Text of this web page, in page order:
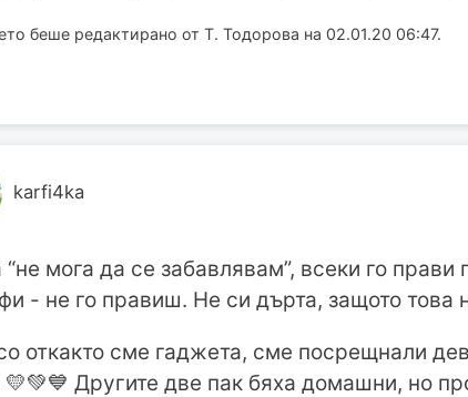
беше редактирано от Т. Тодорова на 02.01.20 06:47.
karfi4ka
мога да се забавлявам”, всеки го
- не го правиш. Не си дърта, защото това
откакто сме гаджета, сме посрещнали
Другите две пак бяха домашни, но